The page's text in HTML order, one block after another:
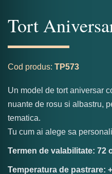
Tort
Cod produs: TP573
Un model de tort aniversar
nuante de rosu si albastru,
tematica.
Tu cum ai alege sa
Termen de valabilitate: 72
Temperatura de pastrare: